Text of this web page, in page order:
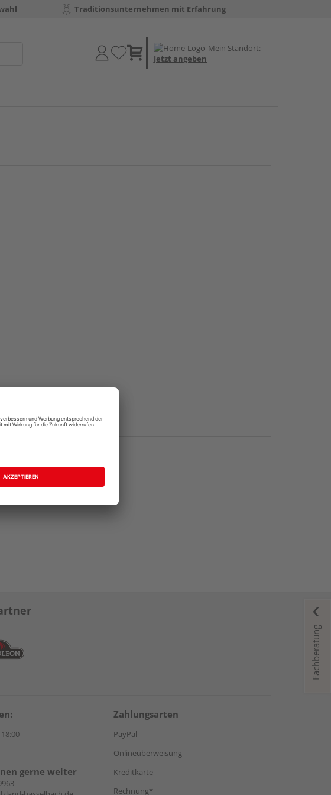
Traditionsunternehmen mit Erfahrung
Mein Standort:
Jetzt angeben
Fachberatung
gerne weiter
Zahlungsarten
PayPal
Onlineüberweisung
Kreditkarte
Rechnung*